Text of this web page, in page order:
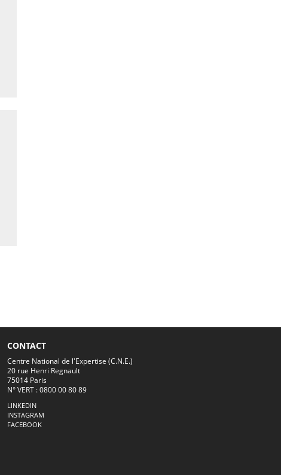
CONTACT
Centre National de l'Expertise (C.N.E.)
20 rue Henri Regnault
75014 Paris
N° VERT : 0800 00 80 89
LINKEDIN
INSTAGRAM
FACEBOOK